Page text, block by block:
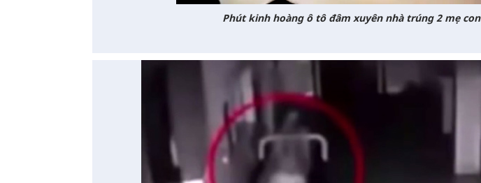
Phút kinh hoàng ô tô đâm xuyên nhà trúng 2 mẹ con